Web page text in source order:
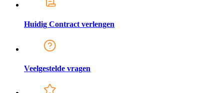
Huidig Contract verlengen
Veelgestelde vragen